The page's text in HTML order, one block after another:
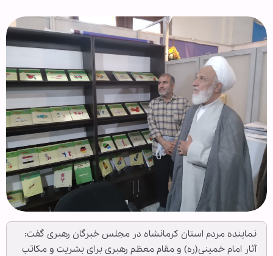
نماینده مردم استان کرمانشاه در مجلس خبرگان رهبری گفت:
آثار امام خمینی(ره) و مقام معظم رهبری برای بشریت و مکاتب